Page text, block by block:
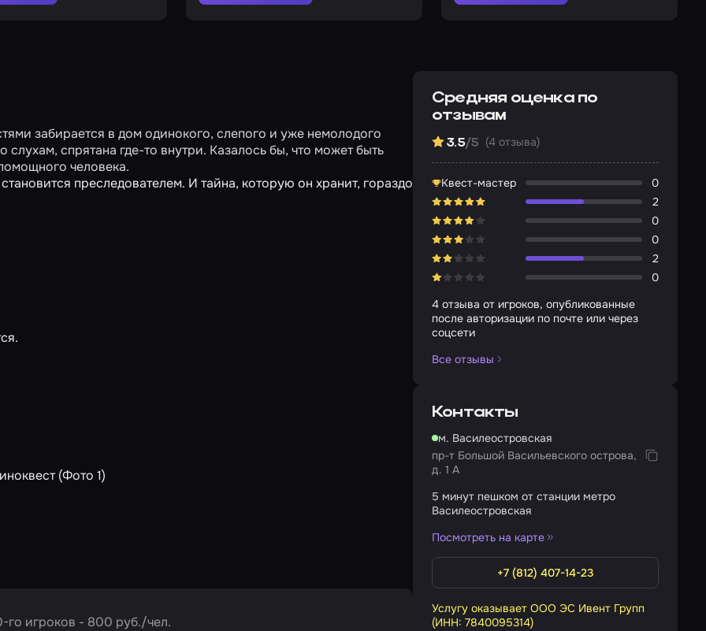
забирается в дом одинокого, слепого и уже немолодого
спрятана где-то внутри. Казалось бы, что может быть
человека.
преследователем. И тайна, которую он хранит, гораздо
го игроков - 800 руб./чел.
Средняя оценка по
отзывам
3.5/5 (4 отзыва)
Квест-мастер
0
2
0
0
2
0
4 отзыва от игроков, опубликованные
после авторизации по почте или через
соцсети
Все отзывы
Контакты
м. Василеостровская
пр-т Большой Васильевского острова,
д. 1 А
5 минут пешком от станции метро
Василеостровская
Посмотреть на карте
+7 (812) 407-14-23
Услугу оказывает ООО ЭС Ивент Групп
(ИНН: 7840095314)